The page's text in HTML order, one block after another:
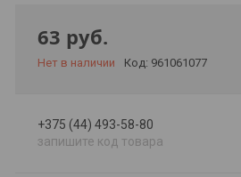
63 руб.
Нет в наличии Код: 961061077
+375 (44) 493-58-80
запишите код товара